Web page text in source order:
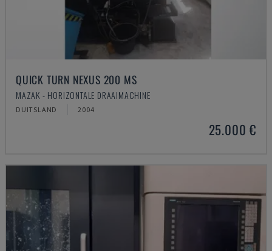
QUICK TURN NEXUS 200 MS
MAZAK - HORIZONTALE DRAAIMACHINE
DUITSLAND 2004
25.000 €